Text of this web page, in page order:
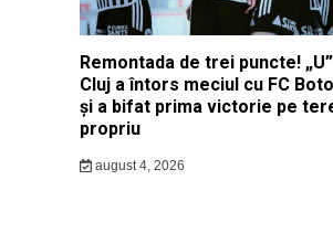
Remontada de trei puncte! „U”
Cluj a întors meciul cu FC
și a bifat prima victorie pe
propriu
august 4, 2026